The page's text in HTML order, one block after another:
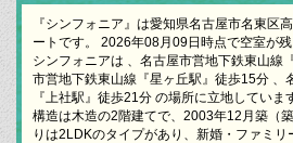
『シンフォニア』は愛知県名古屋市名東区
ートです。 2026年08月09日時点で空室が残
シンフォニアは 、名古屋市営地下鉄東山線
市営地下鉄東山線『星ヶ丘駅』徒歩15分 、
『上社駅』徒歩21分 の場所に立地していま
構造は木造の2階建てで、2003年12月築（
りは2LDKのタイプがあり、新婚・ファミ